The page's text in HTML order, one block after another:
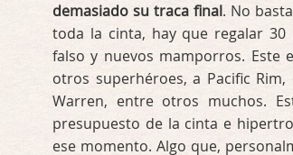
demasiado su traca final. No
toda la cinta, hay que regalar
falso y nuevos mamporros. Este
otros superhéroes, a Pacific
Warren, entre otros muchos.
presupuesto de la cinta e
ese momento. Algo que,